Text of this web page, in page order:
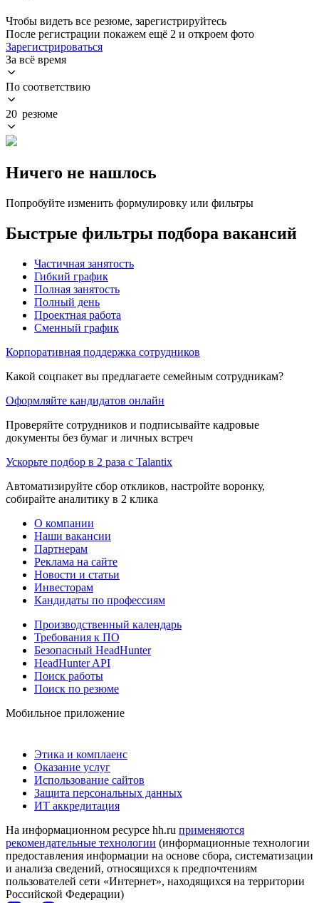
Чтобы видеть все резюме, зарегистрируйтесь
После регистрации покажем ещё 2 и откроем фото
Зарегистрироваться
За всё время
По соответствию
20 резюме
Ничего не нашлось
Попробуйте изменить формулировку или фильтры
Быстрые фильтры подбора вакансий
Частичная занятость
Гибкий график
Полная занятость
Полный день
Проектная работа
Сменный график
Корпоративная поддержка сотрудников
Какой соцпакет вы предлагаете семейным сотрудникам?
Оформляйте кандидатов онлайн
Проверяйте сотрудников и подписывайте кадровые
документы без бумаг и личных встреч
Ускорьте подбор в 2 раза с Talantix
Автоматизируйте сбор откликов, настройте воронку,
собирайте аналитику в 2 клика
О компании
Наши вакансии
Партнерам
Реклама на сайте
Новости и статьи
Инвесторам
Кандидаты по профессиям
Производственный календарь
Требования к ПО
Безопасный HeadHunter
HeadHunter API
Поиск работы
Поиск по резюме
Мобильное приложение
Этика и комплаенс
Оказание услуг
Использование сайтов
Защита персональных данных
ИТ аккредитация
На информационном ресурсе hh.ru применяются
рекомендательные технологии (информационные технологии
предоставления информации на основе сбора, систематизации
и анализа сведений, относящихся к предпочтениям
пользователей сети «Интернет», находящихся на территории
Российской Федерации)